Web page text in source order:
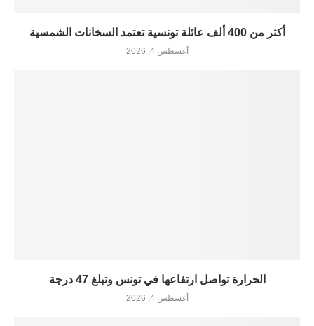
أكثر من 400 ألف عائلة تونسية تعتمد السخانات الشمسية
أغسطس 4, 2026
الحرارة تواصل ارتفاعها في تونس وتبلغ 47 درجة
أغسطس 4, 2026